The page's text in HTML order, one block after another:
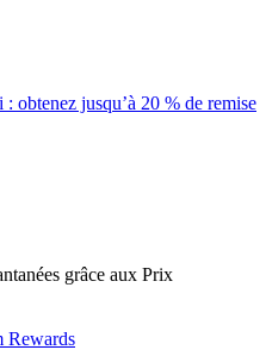
obtenez jusqu’à 20 % de remise
grâce aux Prix
Rewards